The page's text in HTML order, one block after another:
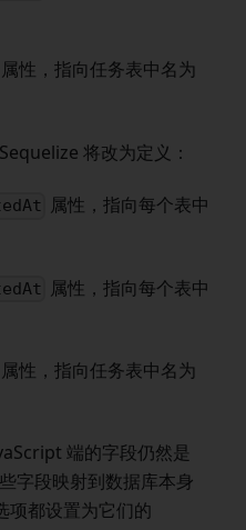
属性，指向任务表中名为
将改为定义：
属性，指向每个表中
属性，指向每个表中
属性，指向任务表中名为
端的字段仍然是
字段映射到数据库本身
项都设置为它们的